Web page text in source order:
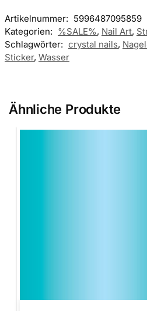
Artikelnummer: 5996487095859
Kategorien: %SALE%, Nail Art,
Schlagwörter: crystal nails,
Sticker, Wasser
Ähnliche Produkte